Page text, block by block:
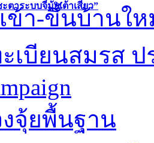
ตาระบบจี๋มุ้ยเต้าเสี่ยว”
ข้า-ขึ้นบ้านให
เบียนสมรส ป
จุ้ยพื้นฐาน